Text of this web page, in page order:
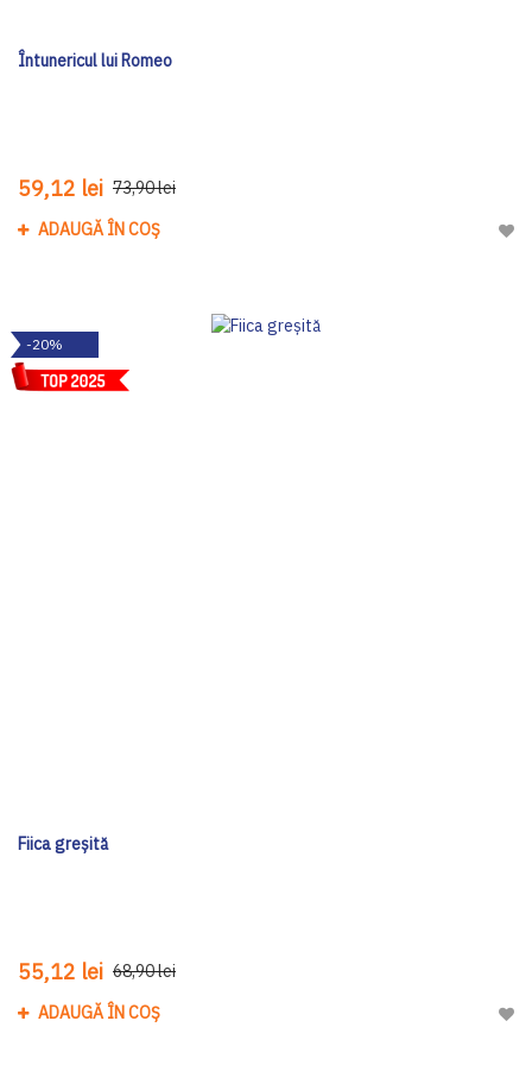
Întunericul lui Romeo
59,12 lei 73,90 lei
ADAUGĂ ÎN COȘ
-20%
Fiica greșită
55,12 lei 68,90 lei
ADAUGĂ ÎN COȘ